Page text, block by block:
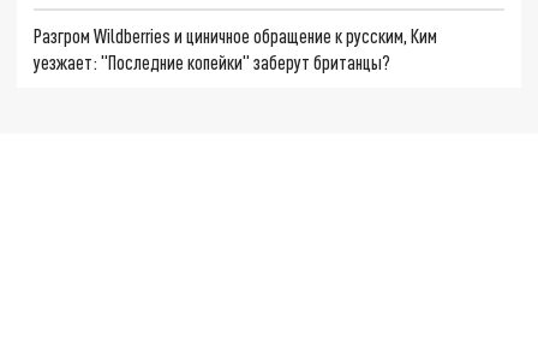
Разгром Wildberries и циничное обращение к русским, Ким
уезжает: "Последние копейки" заберут британцы?